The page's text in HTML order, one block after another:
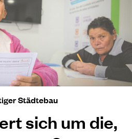
Städtebau
sich um die,